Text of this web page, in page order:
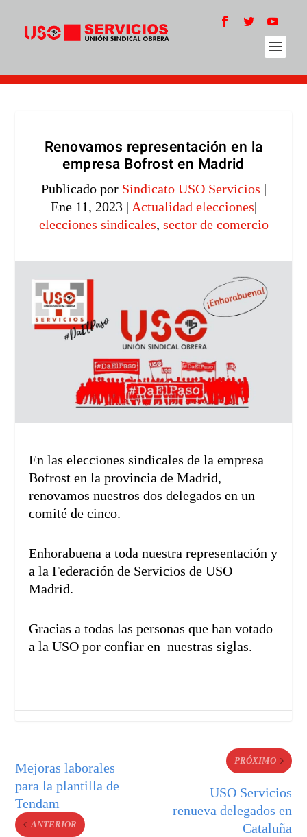
Renovamos representación en la
empresa Bofrost en Madrid
Publicado por Sindicato USO Servicios |
Ene 11, 2023| Actualidad elecciones|
elecciones sindicales, sector de comercio
En las elecciones sindicales de la empresa
Bofrost en la provincia de Madrid,
renovamos nuestros dos delegados en un
comité de cinco.
Enhorabuena a toda nuestra representación y
a la Federación de Servicios de USO
Madrid.
Gracias a todas las personas que han votado
a la USO por confiar en nuestras siglas.
Mejoras laborales
para la plantilla de
Tendam
ANTERIOR
PRÓXIMO
USO Servicios
renueva delegados en
Cataluña